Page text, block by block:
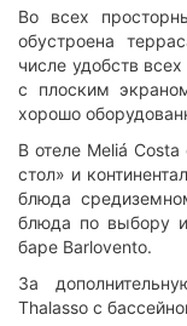
Во всех
обустроена
числе удобств
с плоским
хорошо
В отеле Meliá
стол» и
блюда
блюда по выбору
баре Barlovento.
За
Thalasso с